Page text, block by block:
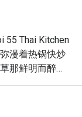
55 Thai Kitchen
漫着热锅快炒
那鲜明而醉人
曼谷主厨主
这里的氛围热
品尝地道泰国